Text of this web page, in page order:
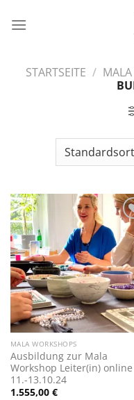
Inhalt
STARTSEITE /
Zur
MALA WORKSHOPS
Ausbildung zur Mala
Workshop Leiter(in) online
11.-13.10.24
1.555,00 €